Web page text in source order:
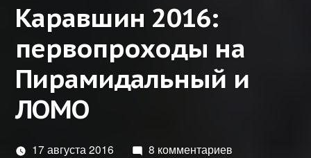
Каравшин 2016:
первопроходы на
Пирамидальный и
ЛОМО
17 августа 2016 8 комментариев